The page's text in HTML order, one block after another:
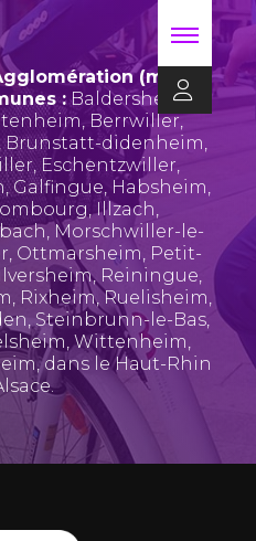
(m2A)
: Baldersheim,
, Berrwiller,
,Brunstatt-didenheim,
, Eschentzwiller,
,Galfingue, Habsheim,
,Illzach,
, Morschwiller-le-
, Ottmarsheim, Petit-
, Reiningue,
, Rixheim,Ruelisheim,
, Steinbrunn-le-Bas,
,Wittenheim,
, dans le Haut-Rhin